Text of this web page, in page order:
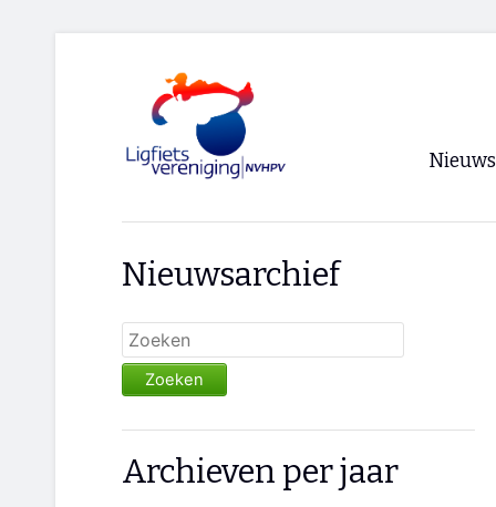
Nieuws
Nieuwsarchief
Zoeken
Archieven per jaar